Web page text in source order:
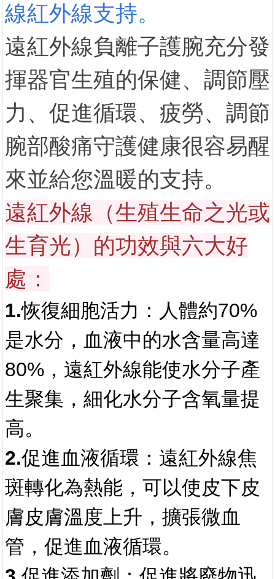
線紅外線支持。
遠紅外線負離子護腕充分發
揮器官生殖的保健、調節壓
力、促進循環、疲勞、調節
腕部酸痛守護健康很容易醒
來並給您溫暖的支持。
遠紅外線（生殖生命之光或
生育光）的功效與六大好
處 ：
1.恢復細胞活力： 人體約70%
是水分，血液中的水含量高達
80%，遠紅外線能使水分子產
生聚集，細化水分子含氧量提
高。
2.促進血液循環： 遠紅外線焦
斑轉化為熱能，可以使皮下皮
膚皮膚溫度上升，擴張微血
管，促進血液循環。